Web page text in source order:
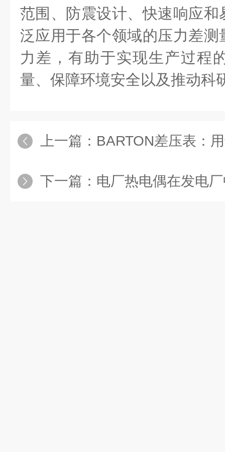
范围、防震设计、快速响应
泛应用于各个领域的压力差
力差，有助于实现生产过程
量、保障环境安全以及推动科
上一篇： BARTON差压表：用于
下一篇： 电厂热电偶在发电